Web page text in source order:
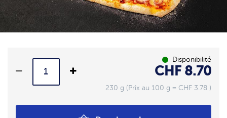
Disponibilité
CHF 8.70
230 g (Prix au 100 g = CHF 3.78 )